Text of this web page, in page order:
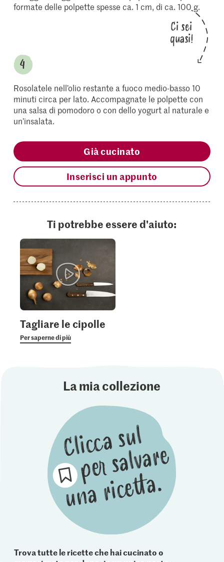
formate delle polpette spesse ca. 1 cm, di ca. 100 g.
Ci sei
quasi!
Rosolatele nell’olio restante a fuoco medio-basso 10
minuti circa per lato. Accompagnate le polpette con
una salsa di pomodoro o con dello yogurt al naturale e
un’insalata.
Già cucinato
Inserisci un appunto
Ti potrebbe essere d'aiuto:
Tagliare le cipolle
Per saperne di più
La mia collezione
Trova tutte le ricette che hai cucinato o